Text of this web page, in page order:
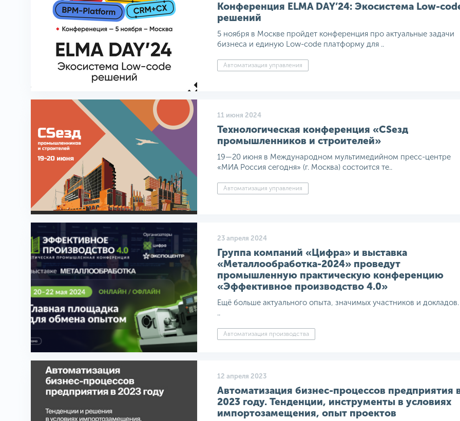
Конференция ELMA DAY’24: Экосистема Low-
решений
5 ноября в Москве пройдет конференция про актуальные задачи
бизнеса и единую Low-code платформу для ..
Автоматизация управления
11 июня 2024
Технологическая конференция «CSeзд
промышленников и строителей»
19—20 июня в Международном мультимедийном пресс-центре
«МИА Россия сегодня» (г. Москва) состоится те..
Автоматизация управления
23 апреля 2024
Группа компаний «Цифра» и выставка
«Металлообработка-2024» проведут
промышленную практическую конференцию
«Эффективное производство 4.0»
Ещё больше актуального опыта, значимых участников и докладов.
..
Автоматизация производства
12 апреля 2023
Автоматизация бизнес-процессов предприятия
2023 году. Тенденции, инструменты в условиях
импортозамещения, опыт проектов